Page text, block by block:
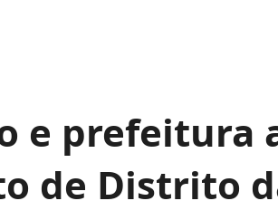
e prefeitura
de Distrito